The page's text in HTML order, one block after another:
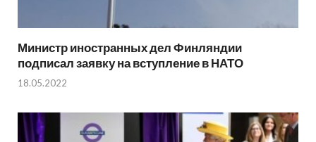
Министр иностранных дел Финляндии
подписал заявку на вступление в НАТО
18.05.2022